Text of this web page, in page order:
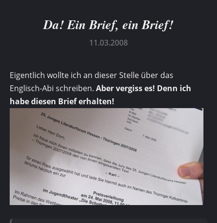
Da! Ein Brief, ein Brief!
11.03.2008
Eigentlich wollte ich an dieser Stelle über das
Englisch-Abi schreiben. Aber vergiss es! Denn ich
habe diesen Brief erhalten!